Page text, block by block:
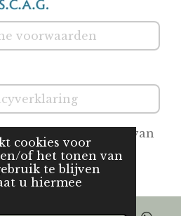
cookies voor
of het tonen van
te blijven
u hiermee
voorwaarden
is een onderdeel van